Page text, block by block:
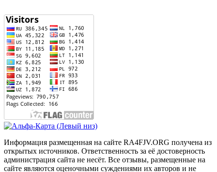
Информация размещенная на сайте RA4FJV.ORG получена из
открытых источников. Ответственность за её достоверность
администрация сайта не несёт. Все отзывы, размещенные на
сайте являются оценочными суждениями их авторов и не